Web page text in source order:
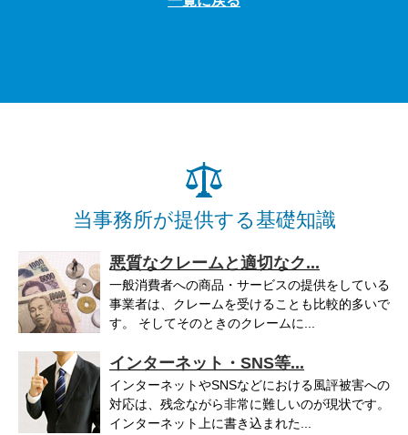
当事務所が提供する基礎知識
悪質なクレームと適切なク...
一般消費者への商品・サービスの提供をしている
事業者は、クレームを受けることも比較的多いで
す。 そしてそのときのクレームに...
インターネット・SNS等...
インターネットやSNSなどにおける風評被害への
対応は、残念ながら非常に難しいのが現状です。
インターネット上に書き込まれた...